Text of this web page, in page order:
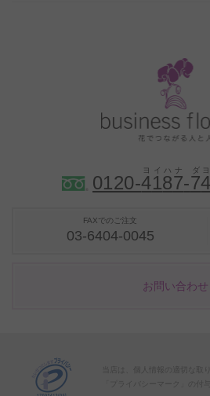
0120-4187-74
FAXでのご注文
03-6404-0045
お問い合わせ
当店は、個人情報の適切な取
「プライバシーマーク」の付